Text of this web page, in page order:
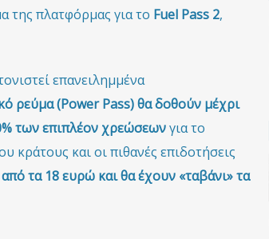
της πλατφόρμας για το Fuel Pass 2,
επανειλημμένα
ρεύμα (Power Pass) θα δοθούν μέχρι
των επιπλέον χρεώσεωνγια το
κράτους και οι πιθανές επιδοτήσεις
τα 18 ευρώ και θα έχουν «ταβάνι» τα